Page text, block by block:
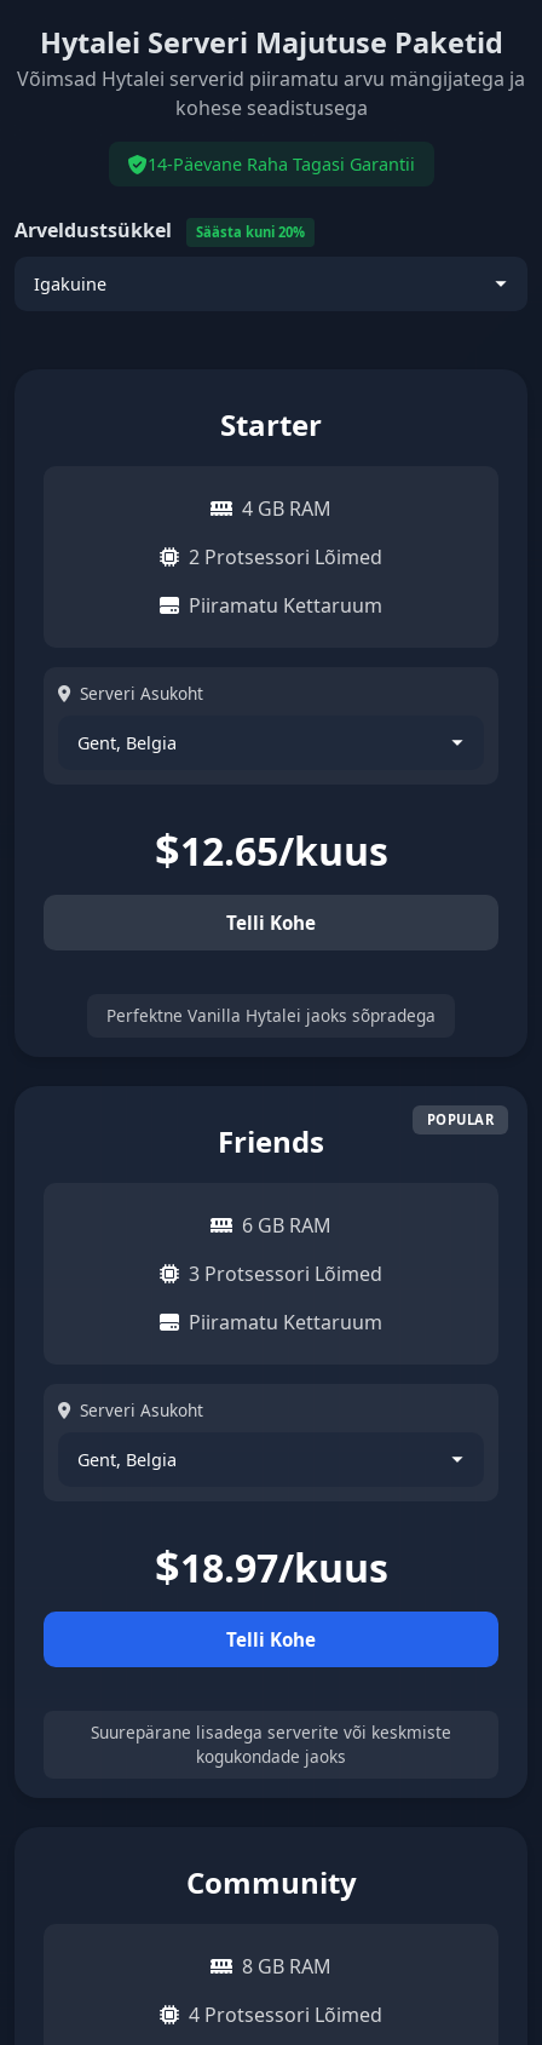
Hytalei Serveri Majutuse Paketid
Võimsad Hytalei serverid piiramatu arvu mängijatega ja
kohese seadistusega
14-Päevane Raha Tagasi Garantii
Arveldustsükkel Säästa kuni 20%
Starter
4 GB RAM
2 Protsessori Lõimed
Piiramatu Kettaruum
Serveri Asukoht
$12.65/kuus
Telli Kohe
Perfektne Vanilla Hytalei jaoks sõpradega
Friends
6 GB RAM
3 Protsessori Lõimed
Piiramatu Kettaruum
Serveri Asukoht
$18.97/kuus
Telli Kohe
Suurepärane lisadega serverite või keskmiste
kogukondade jaoks
Community
8 GB RAM
4 Protsessori Lõimed